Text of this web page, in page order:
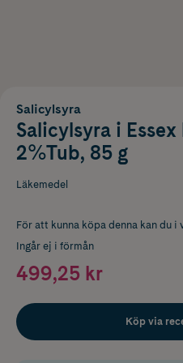
Salicylsyra
Salicylsyra i
2%Tub, 85 g
Läkemedel
För att kunna köpa denna kan du
Ingår ej i förmån
499,25 kr
Köp via